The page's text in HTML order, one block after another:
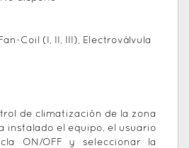
Coil (I, II, III), Electroválvula
de climatización de la zona
instalado el equipo, el usuario
ON/OFF y seleccionar la